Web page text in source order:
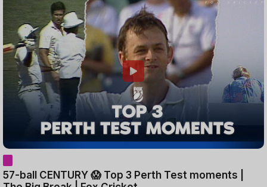
57-ball CENTURY 😱 Top 3 Perth Test moments |